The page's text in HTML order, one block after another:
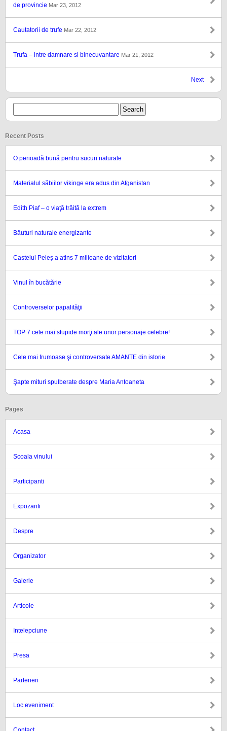
de provincie Mar 23, 2012
Cautatorii de trufe Mar 22, 2012
Trufa – intre damnare si binecuvantare Mar 21, 2012
Next
Recent Posts
O perioadă bună pentru sucuri naturale
Materialul săbiilor vikinge era adus din Afganistan
Edith Piaf – o viaţă trăită la extrem
Băuturi naturale energizante
Castelul Peleș a atins 7 milioane de vizitatori
Vinul în bucătărie
Controverselor papalităţii
TOP 7 cele mai stupide morţi ale unor personaje celebre!
Cele mai frumoase şi controversate AMANTE din istorie
Şapte mituri spulberate despre Maria Antoaneta
Pages
Acasa
Scoala vinului
Participanti
Expozanti
Despre
Organizator
Galerie
Articole
Intelepciune
Presa
Parteneri
Loc eveniment